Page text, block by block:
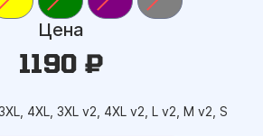
Цена
1190 ₽
4XL, 3XL v2, 4XL v2, L v2, M v2, S